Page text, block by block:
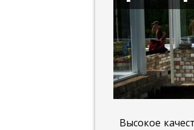
Высокое